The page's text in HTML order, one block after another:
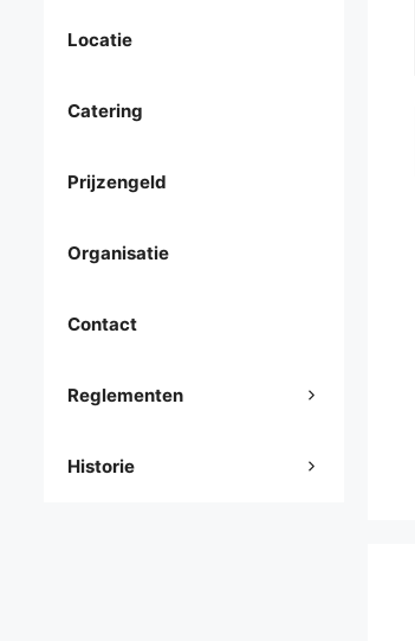
Locatie
Catering
Prijzengeld
Organisatie
Contact
Reglementen
Historie